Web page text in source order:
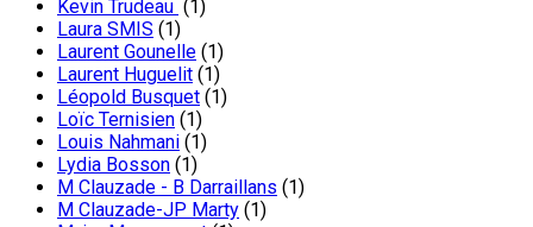
Kevin Trudeau (1)
Laura SMIS (1)
Laurent Gounelle (1)
Laurent Huguelit (1)
Léopold Busquet (1)
Loïc Ternisien (1)
Louis Nahmani (1)
Lydia Bosson (1)
M Clauzade - B Darraillans (1)
M Clauzade-JP Marty (1)